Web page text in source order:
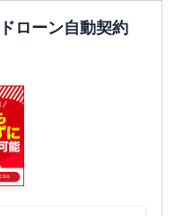
ローン自動契約